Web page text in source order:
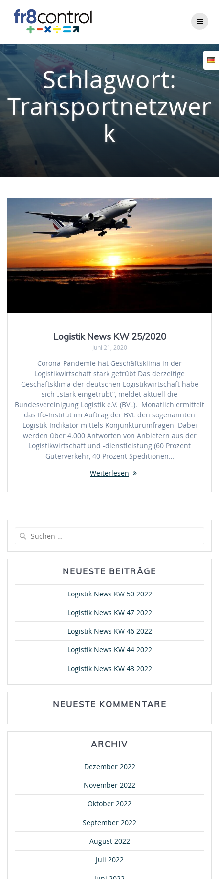
Schlagwort:
Transportnetzwer
k
Logistik News KW 25/2020
Juni 21, 2020
Corona-Pandemie hat Geschäftsklima in der
Logistikwirtschaft stark getrübt Das derzeitige
Geschäftsklima der deutschen Logistikwirtschaft habe
sich „stark eingetrübt“, meldet aktuell die
Bundesvereinigung Logistik e.V. (BVL). Monatlich ermittelt
das Ifo-Institut im Auftrag der BVL den sogenannten
Logistik-Indikator mittels Konjunkturumfragen. Dabei
werden über 4.000 Antworten von Anbietern aus der
Logistikwirtschaft und -dienstleistung (60 Prozent
Güterverkehr, 40 Prozent Speditionen…
Weiterlesen
NEUESTE BEITRÄGE
Logistik News KW 50 2022
Logistik News KW 47 2022
Logistik News KW 46 2022
Logistik News KW 44 2022
Logistik News KW 43 2022
NEUESTE KOMMENTARE
ARCHIV
Dezember 2022
November 2022
Oktober 2022
September 2022
August 2022
Juli 2022